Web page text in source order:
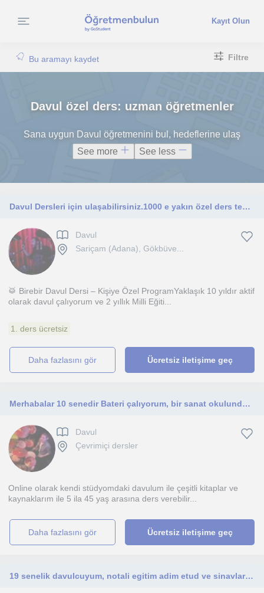
Kayıt Olun
Bu aramayı kaydet Filtre
Davul özel ders: uzman öğretmenler
Sana uygun Davul öğretmenini bul, hedeflerine ulaş
See more
See less
Davul Dersleri için ulaşabilirsiniz.1000 e yakın özel ders tecrübem ile yeni hobinizde yardımcı olmak isterim
Davul
Sariçam (Adana), Gökbüve...
🥁 Birebir Davul Dersi – Kişiye Özel ProgramYaklaşık 10 yıldır aktif
olarak davul çalıyorum ve 2 yıllık Milli Eğiti...
1. ders ücretsiz
daha fazlasını gör Ücretsiz iletişime geç
Merhabalar 10 senedir Bateri çalıyorum, bir sanat okulunda eğitim vermiştim
Davul
Çevrimiçi dersler
Online olarak kendi stüdyomdaki davulum ile çeşitli kitaplar ve
kaynaklarım ile 5 ila 45 yaş arasına ders verebilir...
daha fazlasını gör Ücretsiz iletişime geç
19 senelik davulcuyum, notali egitim adim etud ve sinavlara yonelik ogrencilere egitimler verdim